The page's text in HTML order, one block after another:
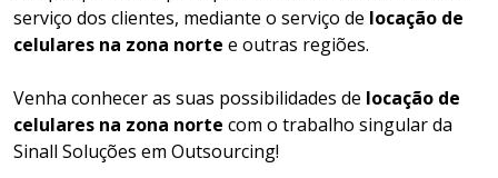
serviço dos clientes, mediante o serviço de locação de
celulares na zona norte e outras regiões.
Venha conhecer as suas possibilidades de locação de
celulares na zona norte com o trabalho singular da
Sinall Soluções em Outsourcing!